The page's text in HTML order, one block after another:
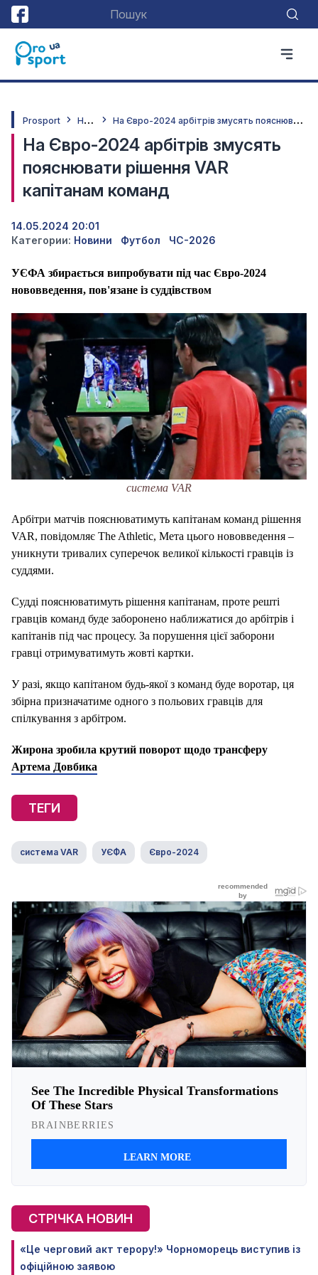
Prosport Н
овини Н
а Євро-2024 арбітрів змусять пояснювати рішення VAR капітанам команд
На Євро-2024 арбітрів змусять
пояснювати рішення VAR
капітанам команд
14.05.2024 20:01
Категории: Новини Футбол ЧС-2026
УЄФА збирається випробувати під час Євро-2024
нововведення, пов'язане із суддівством
система VAR
Арбітри матчів пояснюватимуть капітанам команд рішення
VAR, повідомляє The Athletic, Мета цього нововведення –
уникнути тривалих суперечок великої кількості гравців із
суддями.
Судді пояснюватимуть рішення капітанам, проте решті
гравців команд буде заборонено наближатися до арбітрів і
капітанів під час процесу. За порушення цієї заборони
гравці отримуватимуть жовті картки.
У разі, якщо капітаном будь-якої з команд буде воротар, ця
збірна призначатиме одного з польових гравців для
спілкування з арбітром.
Жирона зробила крутий поворот щодо трансферу
Артема Довбика
ТЕГИ
система VAR УЄФА Євро-2024
СТРІЧКА НОВИН
«Це черговий акт терору!» Чорноморець виступив із
офіційною заявою